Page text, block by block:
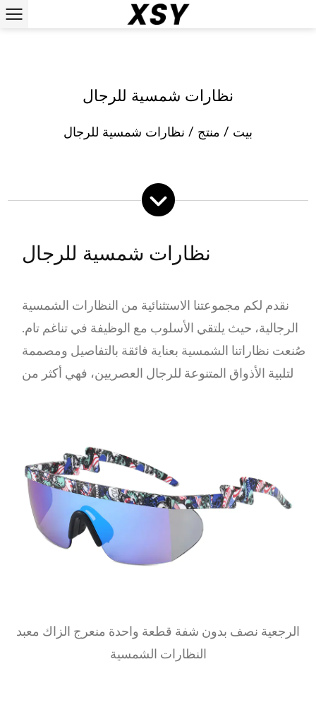
نظارات شمسية للرجال
بيت / منتج / نظارات شمسية للرجال
نظارات شمسية للرجال
نقدم لكم مجموعتنا الاستثنائية من النظارات الشمسية
الرجالية، حيث يلتقي الأسلوب مع الوظيفة في تناغم تام.
صُنعت نظاراتنا الشمسية بعناية فائقة بالتفاصيل ومصممة
لتلبية الأذواق المتنوعة للرجال العصريين، فهي أكثر من
من التصميمات الأنيقة التي تلبي مختلف الأذواق
والتفضيلات. يقوم مصممونا بصناعة كل إطار بدقة لضمان
ملاءمة مريحة وصورة ظلية جذابة. نحن نقدم مجموعة
متنوعة من ألوان الإطارات، مما يسمح لك بالتعبير عن
أسلوبك الفريد دون عناء. مواد استثنائية نحن نفهم أن
خفيفة الوزن. تضمن هذه المادة قدرة نظارتك الشمسية
على تحمل قسوة الارتداء اليومي مع الحفاظ على الراحة
عرض المزيد
الرجعية نصف بدون شفة قطعة واحدة منعرج الزاك معبد
النظارات الشمسية